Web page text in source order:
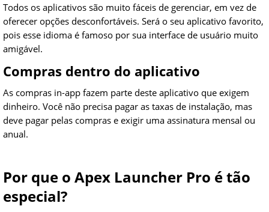
Todos os aplicativos são muito fáceis de gerenciar, em vez de
oferecer opções desconfortáveis. Será o seu aplicativo favorito,
pois esse idioma é famoso por sua interface de usuário muito
amigável.
Compras dentro do aplicativo
As compras in-app fazem parte deste aplicativo que exigem
dinheiro. Você não precisa pagar as taxas de instalação, mas
deve pagar pelas compras e exigir uma assinatura mensal ou
anual.
Por que o Apex Launcher Pro é tão
especial?